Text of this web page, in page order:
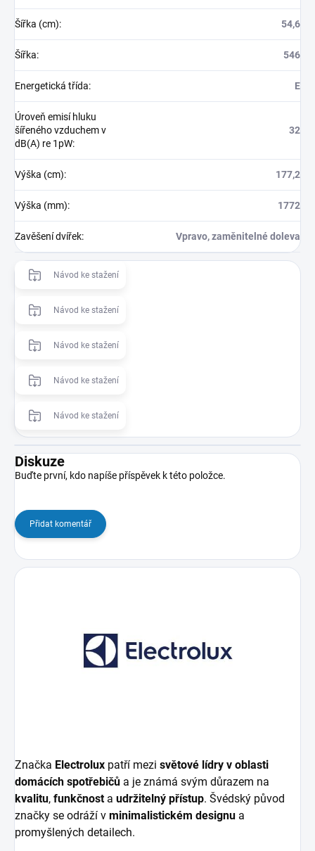
Šířka (cm): 54,6
Šířka: 546
Energetická třída: E
Úroveň emisí hluku
šířeného vzduchem v
dB(A) re 1pW:
32
Výška (cm): 177,2
Výška (mm): 1772
Zavěšení dvířek: Vpravo, zaměnitelné doleva
Návod ke stažení
Návod ke stažení
Návod ke stažení
Návod ke stažení
Návod ke stažení
Diskuze
Buďte první, kdo napíše příspěvek k této položce.
Přidat komentář
Značka Electrolux patří mezi světové lídry v oblasti
domácích spotřebičů a je známá svým důrazem na
kvalitu, funkčnosta udržitelný přístup. Švédský původ
značky se odráží v minimalistickém designu a
promyšlených detailech.